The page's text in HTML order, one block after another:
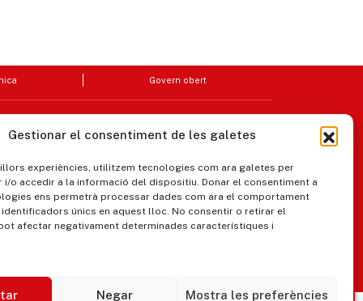
Gestionar el consentiment de les galetes
experiències, utilitzem tecnologies com ara galetes per
i/o accedir a la informació del dispositiu. Donar el consentiment a
ens permetrà processar dades com ara el comportament
identificadors únics en aquest lloc. No consentir o retirar el
afectar negativament determinades característiques i
Negar Mostra les preferències
Govern obert